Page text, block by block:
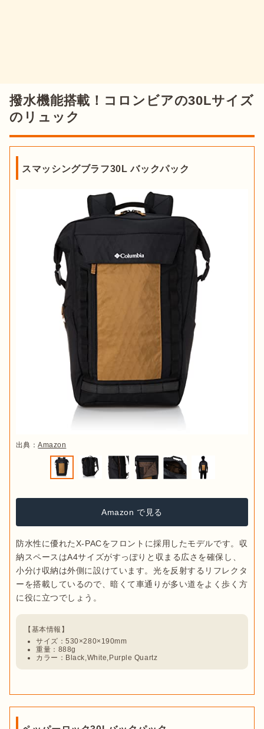
撥水機能搭載！コロンビアの30Lサイズ
のリュック
スマッシングブラフ30L バックパック
出典：Amazon
Amazon で見る
防水性に優れたX-PACをフロントに採用したモデルです。収
納スペースはA4サイズがすっぽりと収まる広さを確保し、
小分け収納は外側に設けています。光を反射するリフレクタ
ーを搭載しているので、暗くて車通りが多い道をよく歩く方
サイズ：530×280×190mm
重量：888g
カラー：Black,White,Purple Quartz